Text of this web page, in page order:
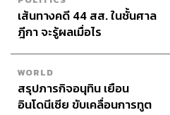
3. ถ้าใครมีเวลามากหน่อยให้ล
การเล่นโยคะ เรียนเต้น หรือทำ
ฝึกฝนทางอ้อม แต่เชื่อหรือไม่ว่า
เราในการลดความประหม่าได้เ
ประหม่าเป็นเรื่องนามธรรมที่แ
ความล่กและลนทางกาย การเรี
เส้นทางคดี 44 สส. ในชั้นศาล
ฎีกา จะรู้ผลเมื่อไร
WORLD
สรุปภารกิจอนุทิน เยือน
อินโดนีเซีย ขับเคลื่อนการทูต